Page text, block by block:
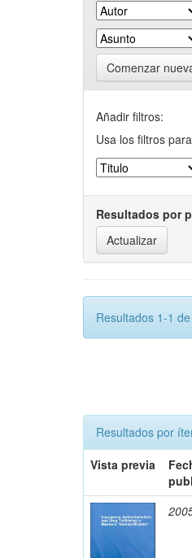
Comenzar
Añadir filtros:
Usa los filtros
Resultados por
Resultados 1-1
Resultados por
Vista previa